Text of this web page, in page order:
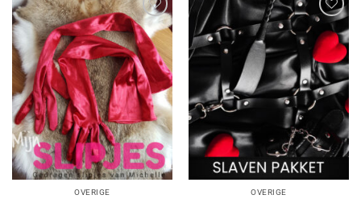
Aan
verlanglijst
toevoegen
OVERIGE
Aan
verlanglijst
toevoegen
OVERIGE